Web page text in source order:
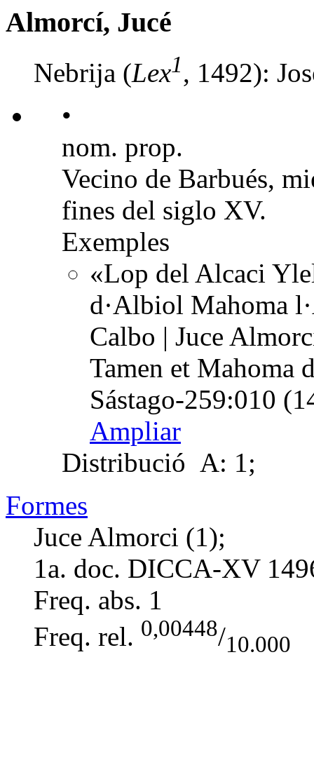
Almorcí, Jucé
Nebrija (Lex1, 1492):
•
nom. prop.
Vecino de Barbués,
fines del siglo XV.
Exemples
«Lop del Alcaci
d·Albiol Mahoma
Calbo | Juce
Tamen et Mahoma
Sástago-259:010
Ampliar
Distribució A: 1;
Formes
Juce Almorci (1);
1a. doc. DICCA-XV
Freq. abs. 1
Freq. rel. 0,00448/10.000